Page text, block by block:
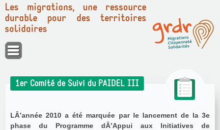
Panneau de gestion des cookies
Les migrations, une ressource
durable pour des territoires
solidaires
1er Comité de Suivi du PAIDEL III
LÂ’année 2010 a été marquée par le lancement de la 3e
phase du Programme dÂ’Appui aux Initiatives de